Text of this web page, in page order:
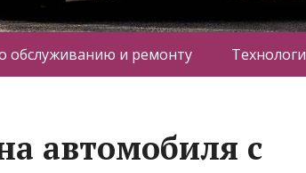
обслуживанию и ремонту
автомобиля с